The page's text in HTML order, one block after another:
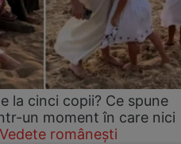
la cinci copii? Ce spune
un moment în care nici
Vedete românești